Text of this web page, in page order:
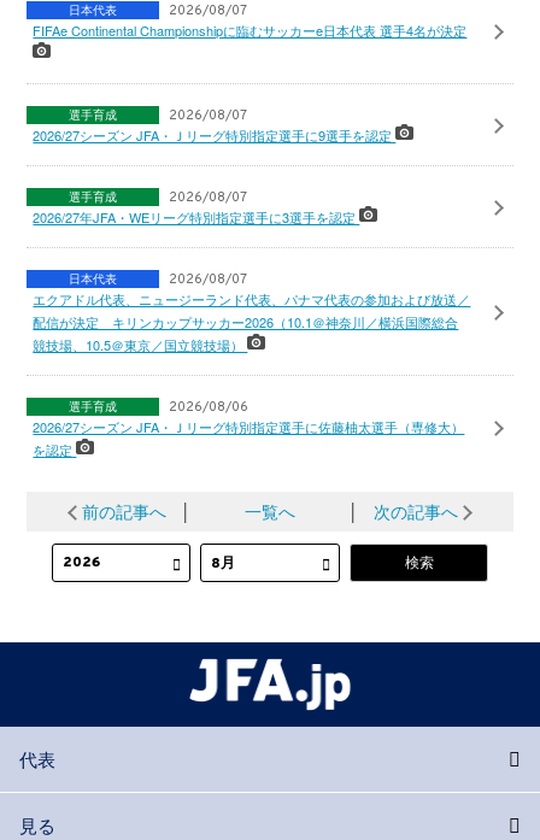
日本代表 2026/08/07
FIFAe Continental Championshipに臨むサッカーe日本代表 選手4名が決定
選手育成 2026/08/07
2026/27シーズン JFA・Ｊリーグ特別指定選手に9選手を認定
選手育成 2026/08/07
2026/27年JFA・WEリーグ特別指定選手に3選手を認定
日本代表 2026/08/07
エクアドル代表、ニュージーランド代表、パナマ代表の参加および放送／
配信が決定 キリンカップサッカー2026（10.1＠神奈川／横浜国際総合
競技場、10.5＠東京／国立競技場）
選手育成 2026/08/06
2026/27シーズン JFA・Ｊリーグ特別指定選手に佐藤柚太選手（専修大）
を認定
前の記事へ 一覧へ 次の記事へ
代表
見る